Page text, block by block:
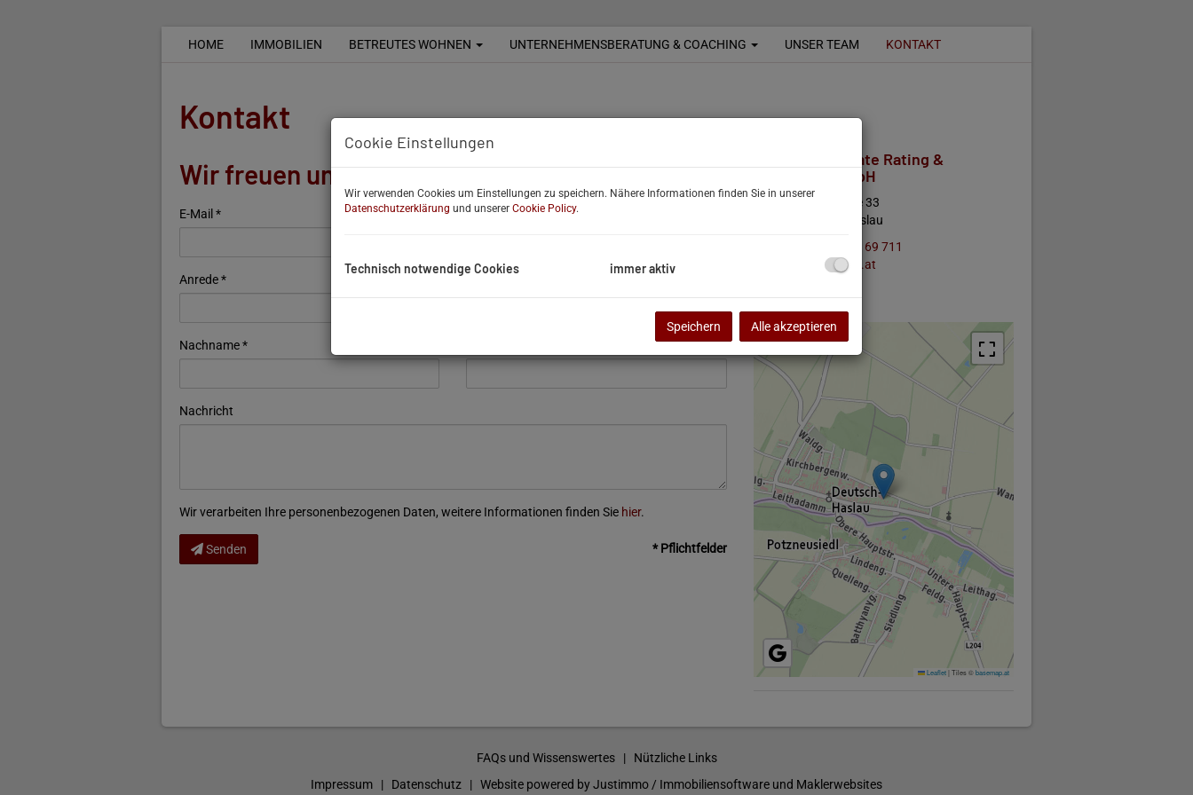
HOME IMMOBILIEN BETREUTES WOHNEN UNTERNEHMENSBERATUNG & COACHING UNSER TEAM KONTAKT
Kontakt
Wir freuen uns auf Ihre Anfrage
E-Mail
Anrede
Nachname
Nachricht
Wir verarbeiten Ihre personenbezogenen Daten, weitere Informationen finden Sie hier.
Senden * Pflichtfelder
Eurac Real Estate Rating &
Consulting GmbH
Untere Hauptstraße 33
A-2473 Deutsch Haslau
+43 (0) 699 108 69 711
office@eurac.at
Leaflet| Tiles ©basemap.at
FAQs und Wissenswertes| Nützliche Links
Impressum | Datenschutz | Website powered byJustimmo / Immobiliensoftware und Maklerwebsites
Cookie Einstellungen
Wir verwenden Cookies um Einstellungen zu speichern. Nähere Informationen finden Sie in unserer
Datenschutzerklärung und unserer Cookie Policy.
Technisch notwendige Cookies immer aktiv
Speichern Alle akzeptieren